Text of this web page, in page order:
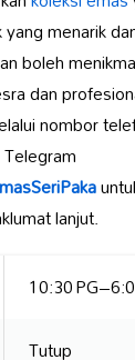
menarik
boleh
dan
nombor
lanjut.
10:30
Tutup